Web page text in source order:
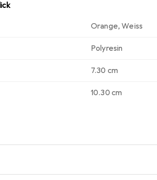
Orange,Weiss
Polyresin
7.30 cm
10.30 cm